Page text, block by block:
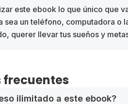
este ebook lo que único que
sea un teléfono, computadora o
querer llevar tus sueños y
frecuentes
ilimitado a este ebook?